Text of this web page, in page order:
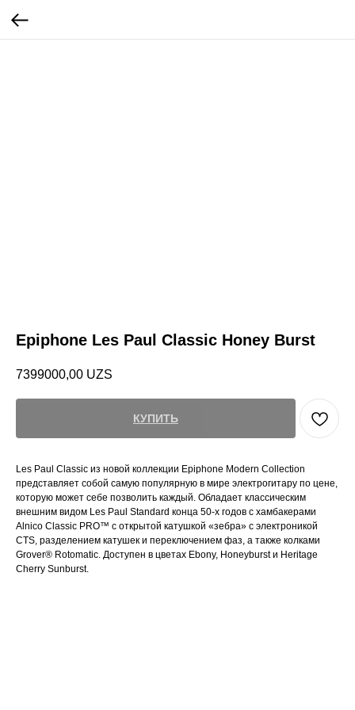
Epiphone Les Paul Classic Honey Burst
7399000,00 UZS
КУПИТЬ
Les Paul Classic из новой коллекции Epiphone Modern Collection
представляет собой самую популярную в мире электрогитару по цене,
которую может себе позволить каждый. Обладает классическим
внешним видом Les Paul Standard конца 50-х годов с хамбакерами
Alnico Classic PRO™ с открытой катушкой «зебра» с электроникой
CTS, разделением катушек и переключением фаз, а также колками
Grover® Rotomatic. Доступен в цветах Ebony, Honeyburst и Heritage
Cherry Sunburst.